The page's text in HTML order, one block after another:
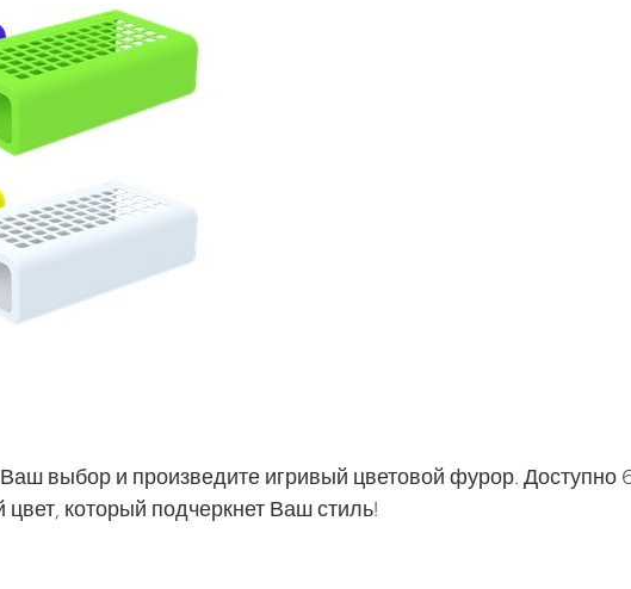
выбор и произведите игривый цветовой фурор. Доступно
который подчеркнет Ваш стиль!